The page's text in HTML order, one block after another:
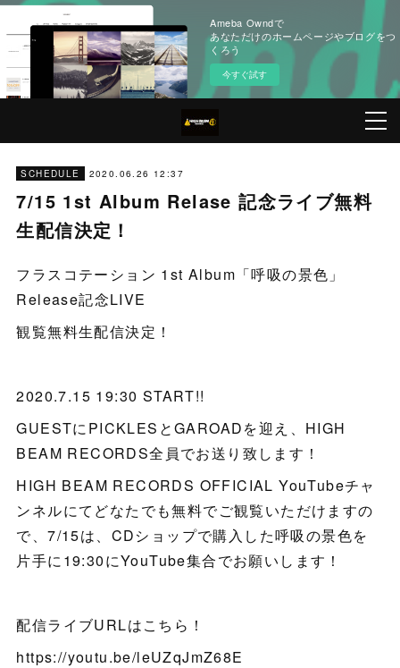
Ameba Owndで
あなただけのホームページやブログをつ
くろう
今すぐ試す
SCHEDULE 2020.06.26 12:37
7/15 1st Album Relase 記念ライブ無料
生配信決定！
フラスコテーション 1st Album「呼吸の景色」
Release記念LIVE
観覧無料生配信決定！
2020.7.15 19:30 START!!
GUESTにPICKLESとGAROADを迎え、HIGH
BEAM RECORDS全員でお送り致します！
HIGH BEAM RECORDS OFFICIAL YouTubeチャ
ンネルにてどなたでも無料でご観覧いただけますの
で、7/15は、CDショップで購入した呼吸の景色を
片手に19:30にYouTube集合でお願いします！
配信ライブURLはこちら！
https://youtu.be/leUZqJmZ68E